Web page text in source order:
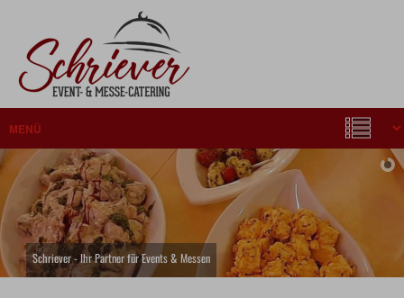
Schriever - Ihr Partner für Events & Messen